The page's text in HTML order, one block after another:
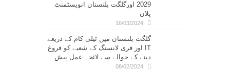
2029 اورگلگت بلتستان انویسٹمنٹ
پلان
16/03/2024
گلگت بلتستان میں ٹیلی کام کے ذریعے
IT اور فری لانسنگ کے شعبے کو فروغ
دینے کے حوالے سے لائحہ عمل پیش
08/02/2024